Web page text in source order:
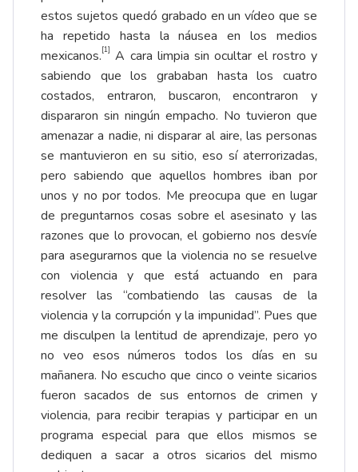
estos sujetos quedó grabado en un vídeo que se
ha repetido hasta la náusea en los medios
mexicanos.[1] A cara limpia sin ocultar el rostro y
sabiendo que los grababan hasta los cuatro
costados, entraron, buscaron, encontraron y
dispararon sin ningún empacho. No tuvieron que
amenazar a nadie, ni disparar al aire, las personas
se mantuvieron en su sitio, eso sí aterrorizadas,
pero sabiendo que aquellos hombres iban por
unos y no por todos. Me preocupa que en lugar
de preguntarnos cosas sobre el asesinato y las
razones que lo provocan, el gobierno nos desvíe
para asegurarnos que la violencia no se resuelve
con violencia y que está actuando en para
resolver las “combatiendo las causas de la
violencia y la corrupción y la impunidad”. Pues que
me disculpen la lentitud de aprendizaje, pero yo
no veo esos números todos los días en su
mañanera. No escucho que cinco o veinte sicarios
fueron sacados de sus entornos de crimen y
violencia, para recibir terapias y participar en un
programa especial para que ellos mismos se
dediquen a sacar a otros sicarios del mismo